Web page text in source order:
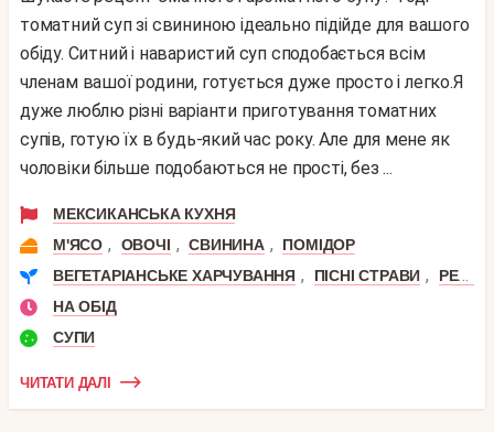
томатний суп зі свининою ідеально підійде для вашого
обіду. Ситний і наваристий суп сподобається всім
членам вашої родини, готується дуже просто і легко.Я
дуже люблю різні варіанти приготування томатних
супів, готую їх в будь-який час року. Але для мене як
чоловіки більше подобаються не прості, без ...
МЕКСИКАНСЬКА КУХНЯ
М'ЯСО , ОВОЧІ , СВИНИНА ,
ПОМІДОР
ВЕГЕТАРІАНСЬКЕ ХАРЧУВАННЯ , ПІСНІ СТРАВИ ,
РЕЦЕПТИ СИРОЇДІННЯ
НА ОБІД
СУПИ
ЧИТАТИ ДАЛІ